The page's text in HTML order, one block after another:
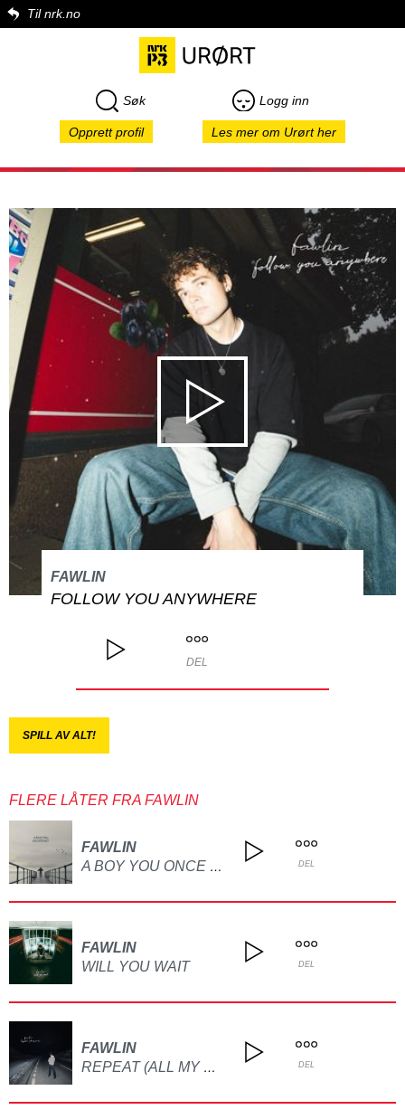
Til nrk.no
Søk Logg inn
Opprett profil Les mer om Urørt her
FAWLIN
FOLLOW YOU ANYWHERE
DEL
SPILL AV ALT!
FLERE LÅTER FRA FAWLIN
FAWLIN
A BOY YOU ONCE LOVED DEL
FAWLIN
WILL YOU WAIT
DEL
FAWLIN
REPEAT (ALL MY FRIENDS) DEL